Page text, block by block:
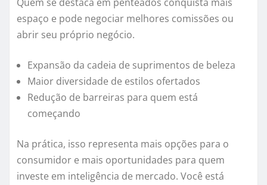
espaço e pode negociar melhores comissões ou
abrir seu próprio negócio.
Expansão da cadeia de suprimentos de beleza
Maior diversidade de estilos ofertados
Redução de barreiras para quem está
começando
Na prática, isso representa mais opções para o
consumidor e mais oportunidades para quem
investe em inteligência de mercado. Você está